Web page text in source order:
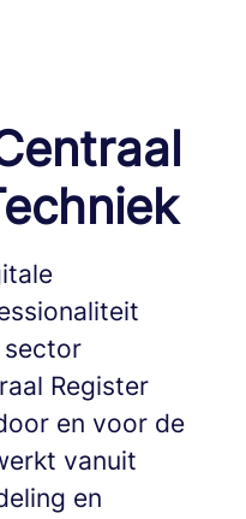
sector
Register
en voor de
vanuit
en